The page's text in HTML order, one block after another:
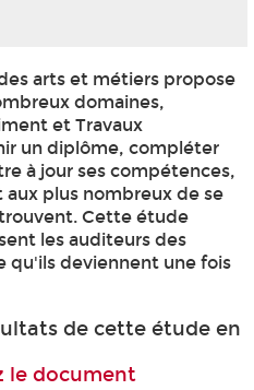
arts et métiers propose
domaines,
et Travaux
un diplôme, compléter
à jour ses compétences,
aux plus nombreux de se
Cette étude
les auditeurs des
qu'ils deviennent une fois
de cette étude en
le document